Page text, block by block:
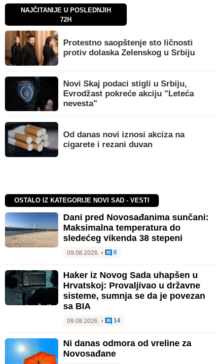
NAJČITANIJE U POSLEDNJIH
72H
Protestno saopštenje sto ličnosti
protiv dolaska Zelenskog u Srbiju
Novi Skaj podaci stigli u Srbiju,
Evrodžast pokreće akciju "Leteća
nevesta"
Od danas novi iznosi akciza na
cigarete i rezani duvan
OSTALO IZ KATEGORIJE NOVI SAD - VESTI
Dani pred Novosađanima sunčani:
Maksimalna temperatura do
sledećeg vikenda 38 stepeni
09.08.2026. • 0
Haker iz Novog Sada uhapšen u
Hrvatskoj: Provaljivao u državne
sisteme, sumnja se da je povezan
sa BIA
09.08.2026. • 14
Ni danas odmora od vreline za
Novosađane